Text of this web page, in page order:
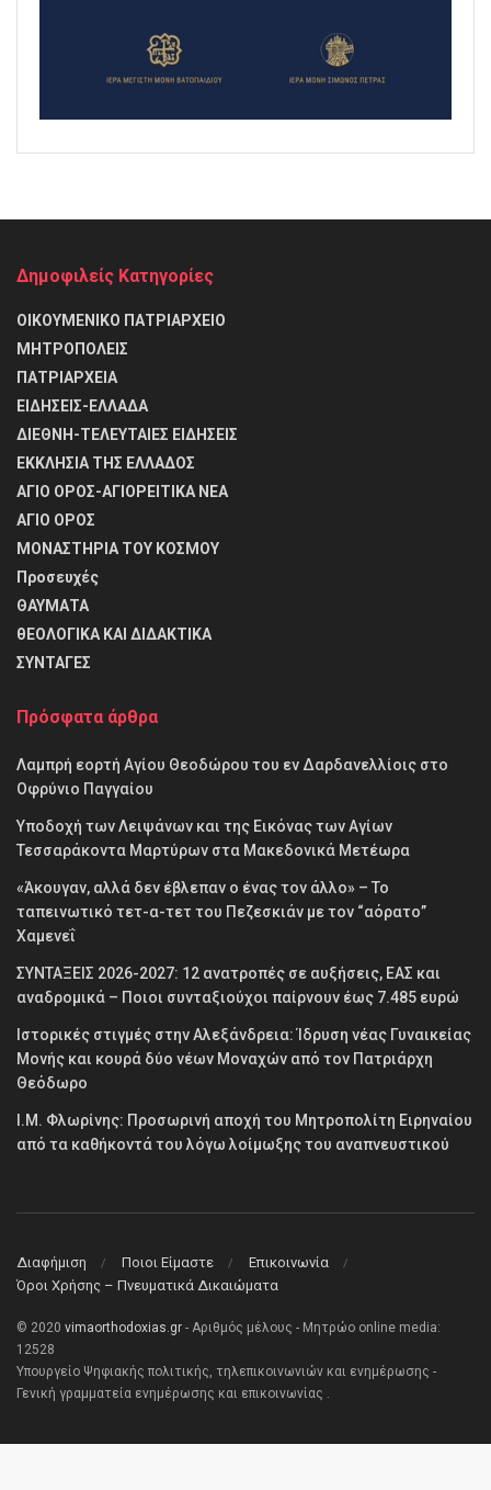
Δημοφιλείς Κατηγορίες
ΟΙΚΟΥΜΕΝΙΚΟ ΠΑΤΡΙΑΡΧΕΙΟ
ΜΗΤΡΟΠΟΛΕΙΣ
ΠΑΤΡΙΑΡΧΕΙΑ
ΕΙΔΗΣΕΙΣ-ΕΛΛΑΔΑ
ΔΙΕΘΝΗ-ΤΕΛΕΥΤΑΙΕΣ ΕΙΔΗΣΕΙΣ
ΕΚΚΛΗΣΙΑ ΤΗΣ ΕΛΛΑΔΟΣ
ΑΓΙΟ ΟΡΟΣ-ΑΓΙΟΡΕΙΤΙΚΑ ΝΕΑ
ΑΓΙΟ ΟΡΟΣ
ΜΟΝΑΣΤΗΡΙΑ ΤΟΥ ΚΟΣΜΟΥ
Προσευχές
ΘΑΥΜΑΤΑ
θΕΟΛΟΓΙΚΑ ΚΑΙ ΔΙΔΑΚΤΙΚΑ
ΣΥΝΤΑΓΕΣ
Πρόσφατα άρθρα
Λαμπρή εορτή Αγίου Θεοδώρου του εν Δαρδανελλίοις στο
Οφρύνιο Παγγαίου
Υποδοχή των Λειψάνων και της Εικόνας των Αγίων
Τεσσαράκοντα Μαρτύρων στα Μακεδονικά Μετέωρα
«Άκουγαν, αλλά δεν έβλεπαν ο ένας τον άλλο» – Το
ταπεινωτικό τετ-α-τετ του Πεζεσκιάν με τον “αόρατο”
Χαμενεΐ
ΣΥΝΤΑΞΕΙΣ 2026-2027: 12 ανατροπές σε αυξήσεις, ΕΑΣ και
αναδρομικά – Ποιοι συνταξιούχοι παίρνουν έως 7.485 ευρώ
Ιστορικές στιγμές στην Αλεξάνδρεια: Ίδρυση νέας Γυναικείας
Μονής και κουρά δύο νέων Μοναχών από τον Πατριάρχη
Θεόδωρο
Ι.Μ. Φλωρίνης: Προσωρινή αποχή του Μητροπολίτη Ειρηναίου
από τα καθήκοντά του λόγω λοίμωξης του αναπνευστικού
Διαφήμιση Ποιοι Είμαστε
Επικοινωνία
Όροι Χρήσης – Πνευματικά Δικαιώματα
© 2020 vimaorthodoxias.gr - Αριθμός μέλους - Μητρώο online media:
12528
Υπουργείο Ψηφιακής πολιτικής, τηλεπικοινωνιών και ενημέρωσης -
Γενική γραμματεία ενημέρωσης και επικοινωνίας .